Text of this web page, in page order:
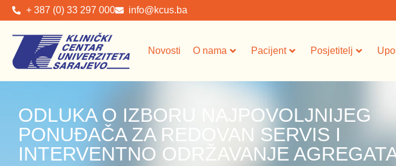
+ 387 (0) 33 297 000 info@kcus.ba
Novosti O nama Pacijent Posjetitelj
ODLUKA O IZBORU NAJPOVOLJNIJEG
PONUĐAČA ZA REDOVAN SERVIS I
INTERVENTNO ODRŽAVANJE